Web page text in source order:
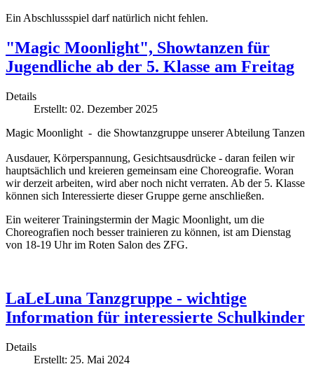
Ein Abschlussspiel darf natürlich nicht fehlen.
"Magic Moonlight", Showtanzen für
Jugendliche ab der 5. Klasse am Freitag
Details
Erstellt: 02. Dezember 2025
Magic Moonlight - die Showtanzgruppe unserer Abteilung Tanzen
Ausdauer, Körperspannung, Gesichtsausdrücke - daran feilen wir
hauptsächlich und kreieren gemeinsam eine Choreografie. Woran
wir derzeit arbeiten, wird aber noch nicht verraten. Ab der 5. Klasse
können sich Interessierte dieser Gruppe gerne anschließen.
Ein weiterer Trainingstermin der Magic Moonlight, um die
Choreografien noch besser trainieren zu können, ist am Dienstag
von 18-19 Uhr im Roten Salon des ZFG.
LaLeLuna Tanzgruppe - wichtige
Information für interessierte Schulkinder
Details
Erstellt: 25. Mai 2024